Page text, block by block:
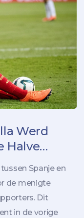
Werd
Halve
Frankrijk
Spanje en
de menigte
Dit
in de vorige